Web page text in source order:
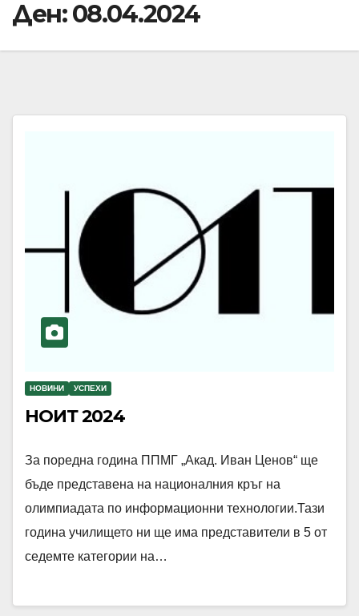
Ден:08.04.2024
НОВИНИ УСПЕХИ
НОИТ 2024
За поредна година ППМГ „Акад. Иван Ценов“ ще
бъде представена на националния кръг на
олимпиадата по информационни технологии.Тази
година училището ни ще има представители в 5 от
седемте категории на…